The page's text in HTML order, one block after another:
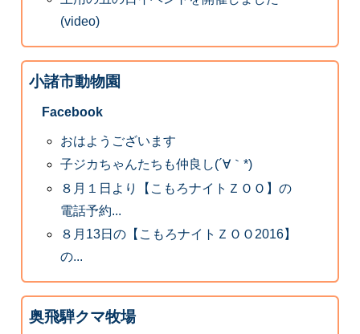
(video)
小諸市動物園
Facebook
おはようございます
子ジカちゃんたちも仲良し(´∀｀*)
８月１日より【こもろナイトＺＯＯ】の
電話予約...
８月13日の【こもろナイトＺＯＯ2016】
の...
奥飛騨クマ牧場